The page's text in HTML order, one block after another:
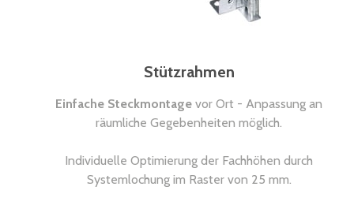
Stützrahmen
Einfache Steckmontage vor Ort - Anpassung an
räumliche Gegebenheiten möglich.
Individuelle Optimierung der Fachhöhen durch
Systemlochung im Raster von 25 mm.